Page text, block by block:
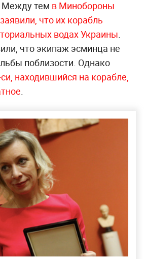
Между тем в Минобороны
что их корабль
водах Украины.
что экипаж эсминца не
поблизости. Однако
находившийся на корабле,
.